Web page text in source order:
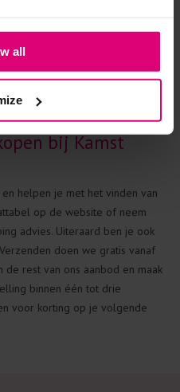
all
ringen, het kan allemaal! Om je
zetten we regelmatig een
Tik 50% korting op de kop, of
bij Kamst
helpen je met het vinden van
op de website of neem
advies. Uiteraard ben je ook
doen we gratis vanaf
de rest van ons aanbod en maak
binnen één tot drie
voor korting op je volgende